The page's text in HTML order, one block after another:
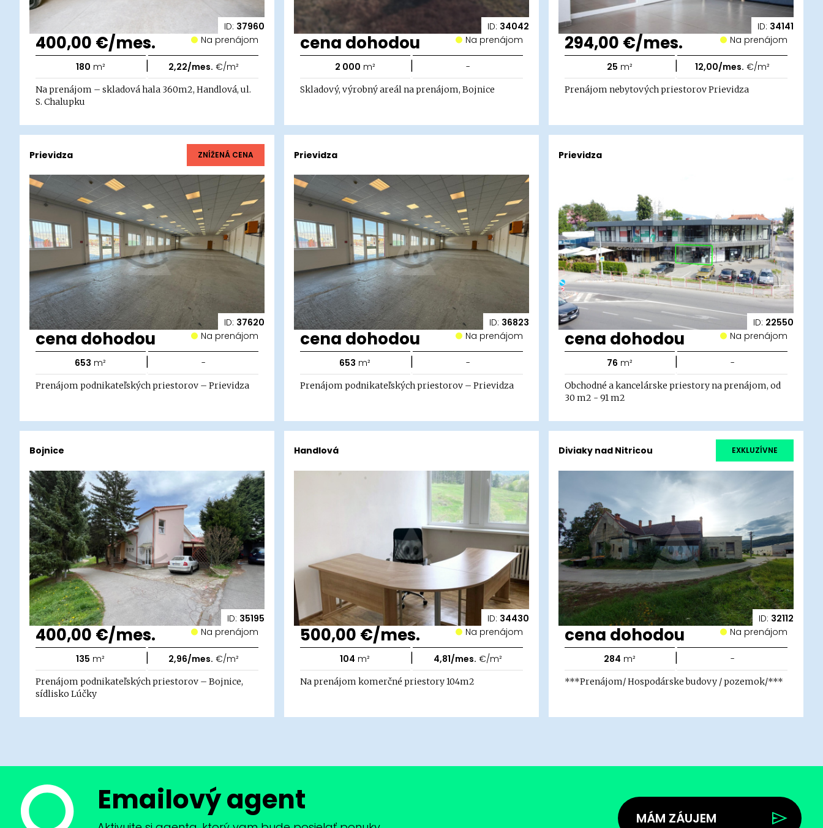
ID: 37960
400,00 €/mes. Na prenájom
180 m² | 2,22/mes. €/m²
Na prenájom – skladová hala 360m2, Handlová, ul.
S. Chalupku
ID: 34042
cena dohodou Na prenájom
2 000 m² | -
Skladový, výrobný areál na prenájom, Bojnice
ID: 34141
294,00 €/mes. Na prenájom
25 m² | 12,00/mes. €/m²
Prenájom nebytových priestorov Prievidza
ID: 37620
Prievidza ZNÍŽENÁ CENA
cena dohodou Na prenájom
653 m² | -
Prenájom podnikateľských priestorov – Prievidza
ID: 36823
Prievidza
cena dohodou Na prenájom
653 m² | -
Prenájom podnikateľských priestorov – Prievidza
ID: 22550
Prievidza
cena dohodou Na prenájom
76 m² | -
Obchodné a kancelárske priestory na prenájom, od
30 m2 - 91 m2
ID: 35195
Bojnice
400,00 €/mes. Na prenájom
135 m² | 2,96/mes. €/m²
Prenájom podnikateľských priestorov – Bojnice,
sídlisko Lúčky
ID: 34430
Handlová
500,00 €/mes. Na prenájom
104 m² | 4,81/mes. €/m²
Na prenájom komerčné priestory 104m2
ID: 32112
Diviaky nad Nitricou EXKLUZÍVNE
cena dohodou Na prenájom
284 m² | -
***Prenájom/ Hospodárske budovy / pozemok/***
Emailový agent
MÁM ZÁUJEM